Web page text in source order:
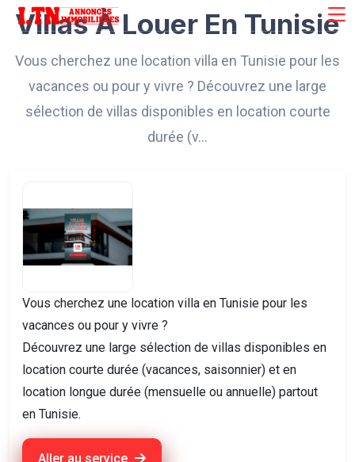
Villas À Louer En Tunisie
Vous cherchez une location villa en Tunisie pour les
vacances ou pour y vivre ? Découvrez une large
sélection de villas disponibles en location courte
durée (v…
Vous cherchez une location villa en Tunisie pour les
vacances ou pour y vivre ?
Découvrez une large sélection de villas disponibles en
location courte durée (vacances, saisonnier) et en
location longue durée (mensuelle ou annuelle) partout
en Tunisie.
Aller au service